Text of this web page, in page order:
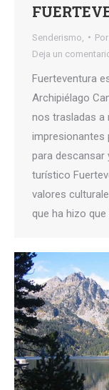
Senderismo, Por
Deja un
Fuerteventura
Archipiélago
nos trasladas a
impresionantes
para descansar
turístico
valores
que ha hizo